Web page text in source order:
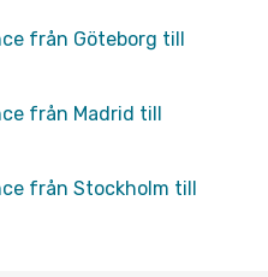
från Göteborg till
från Madrid till
från Stockholm till